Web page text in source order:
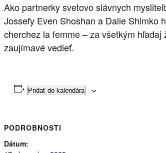
Ako partnerky svetovo slávnych
Jossefy Even Shoshan a Dalie Shimko
cherchez la femme – za všetkým
zaujímavé vedieť.
Pridať do kalendára
PODROBNOSTI
Dátum: